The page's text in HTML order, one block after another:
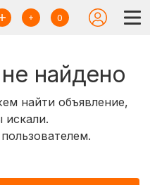
0
найдено
найти объявление,
искали.